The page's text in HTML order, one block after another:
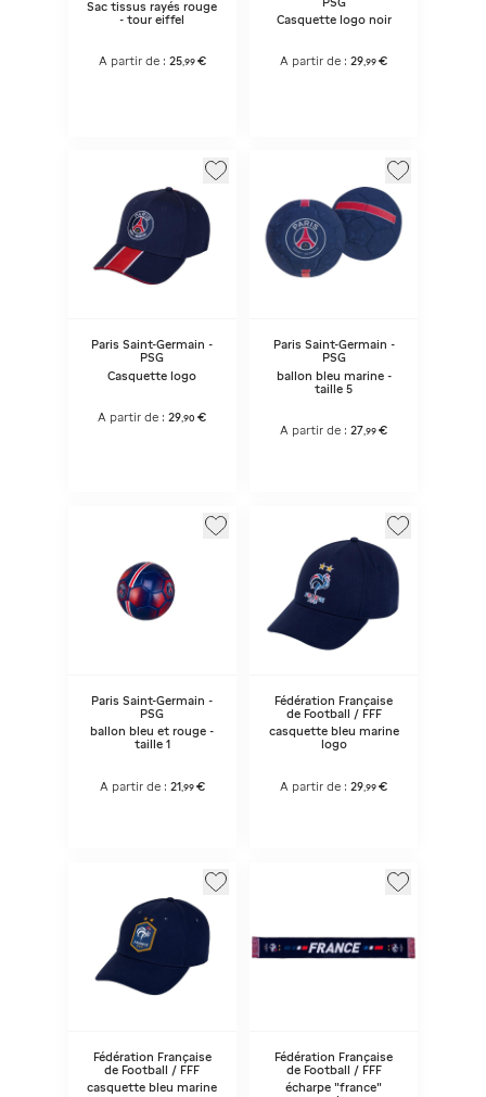
Sac tissus rayés rouge
- tour eiffel
A partir de : 25,99 €
Casquette logo noir
A partir de :29,99 €
Paris Saint-Germain -
PSG
Casquette logo
A partir de :29,90 €
Paris Saint-Germain -
PSG
ballon bleu marine -
taille 5
A partir de :27,99 €
Paris Saint-Germain -
PSG
ballon bleu et rouge -
taille 1
A partir de : 21 99 €
Fédération Française
de Football / FFF
casquette bleu marine
logo
A partir de :29 ,99 €
Fédération Française
de Football / FFF
casquette bleu marine
Fédération Française
de Football / FFF
écharpe "france"